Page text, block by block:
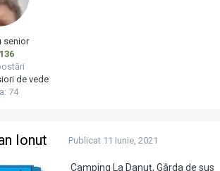
senior
de vede
74
Ionut Publicat 11 Iunie, 2021
Camping La Danuț, Gârda de sus